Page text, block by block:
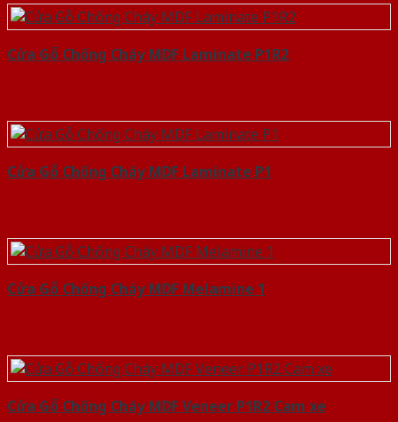
Cửa Gỗ Chống Cháy MDF Laminate P1R2
Cửa Gỗ Chống Cháy MDF Laminate P1
Cửa Gỗ Chống Cháy MDF Melamine 1
Cửa Gỗ Chống Cháy MDF Veneer P1R2 Cam xe